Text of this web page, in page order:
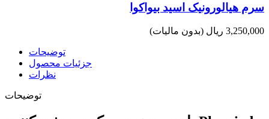
سرم هیالورونیک اسید بیواکوا
3,250,000 ریال (بدون مالیات)
توضیحات
جزئیات محصول
نظرات
توضیحات